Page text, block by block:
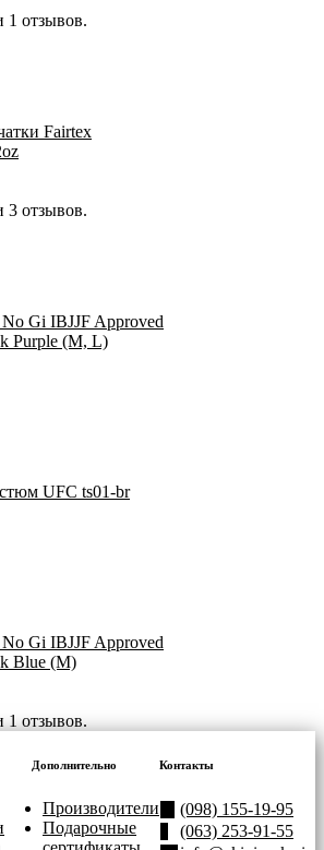
Fairtex
Gi IBJJF Approved
Purple (М, L)
UFC ts01-br
Gi IBJJF Approved
Blue (М)
Дополнительно
Производители
Подарочные
Контакты
(098) 155-19-95
(063) 253-91-55